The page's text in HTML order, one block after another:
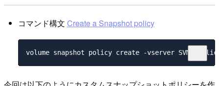
コマンド構文 Create a Snapshot policy